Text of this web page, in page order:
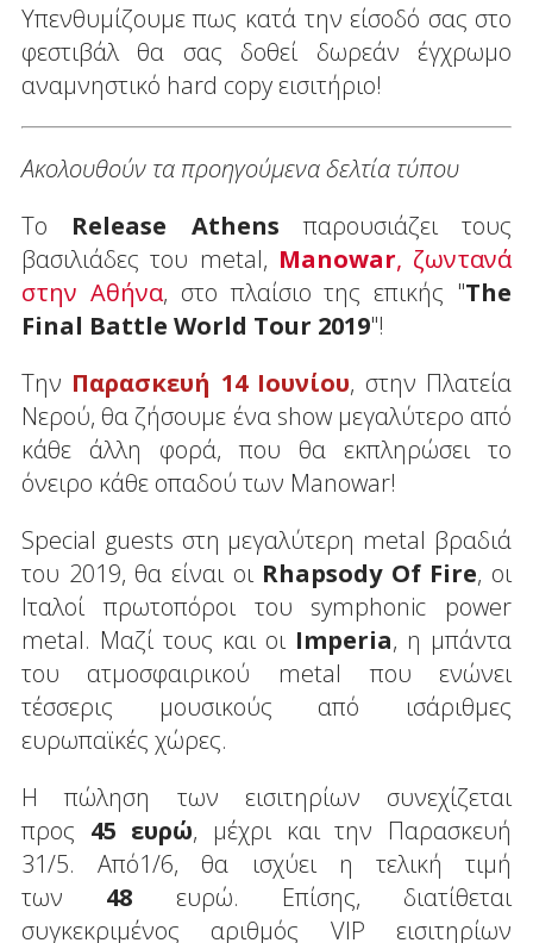
Υπενθυμίζουμε πως κατά την είσοδό σας στο
φεστιβάλ θα σας δοθεί δωρεάν έγχρωμο
αναμνηστικό hard copy εισιτήριο!
Ακολουθούν τα προηγούμενα δελτία τύπου
Το Release Athensπαρουσιάζει τους
βασιλιάδες του metal, Manowar, ζωντανά
στην Αθήνα, στο πλαίσιο της επικής "The
Final Battle World Tour 2019"!
Την Παρασκευή 14 Ιουνίου, στην Πλατεία
Νερού, θα ζήσουμε ένα show μεγαλύτερο από
κάθε άλλη φορά, που θα εκπληρώσει το
όνειρο κάθε οπαδού των Manowar!
Special guests στη μεγαλύτερη metal βραδιά
του 2019, θα είναι οι Rhapsody Of Fire, οι
Ιταλοί πρωτοπόροι του symphonic power
metal. Μαζί τους και οι Imperia, η μπάντα
του ατμοσφαιρικού metal που ενώνει
τέσσερις μουσικούς από ισάριθμες
ευρωπαϊκές χώρες.
Η πώληση των εισιτηρίων συνεχίζεται
προς 45 ευρώ, μέχρι και την Παρασκευή
31/5. Από1/6, θα ισχύει η τελική τιμή
των 48 ευρώ. Επίσης, διατίθεται
συγκεκριμένος αριθμός VIP εισιτηρίων